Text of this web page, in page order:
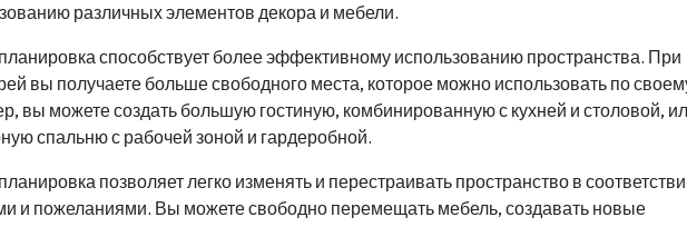
различных элементов декора и мебели.
способствует более эффективному использованию пространства. При
вы получаете больше свободного места, которое можно использовать по
вы можете создать большую гостиную, комбинированную с кухней и столовой,
спальню с рабочей зоной и гардеробной.
позволяет легко изменять и перестраивать пространство в
и пожеланиями. Вы можете свободно перемещать мебель, создавать новые